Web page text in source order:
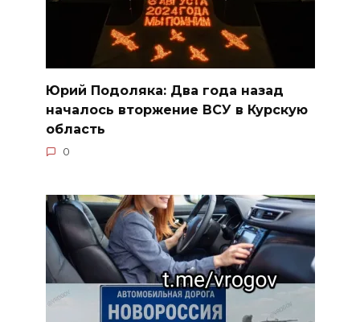
Юрий Подоляка: Два года назад
началось вторжение ВСУ в Курскую
область
0